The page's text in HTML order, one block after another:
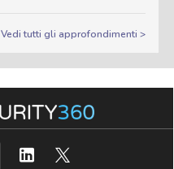
Vedi tutti gli approfondimenti >